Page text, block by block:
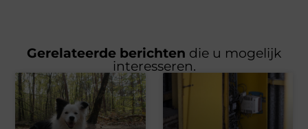
Gerelateerde berichten die u mogelijk
interesseren.